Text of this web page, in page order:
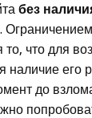
без
.
что для
наличие его
до